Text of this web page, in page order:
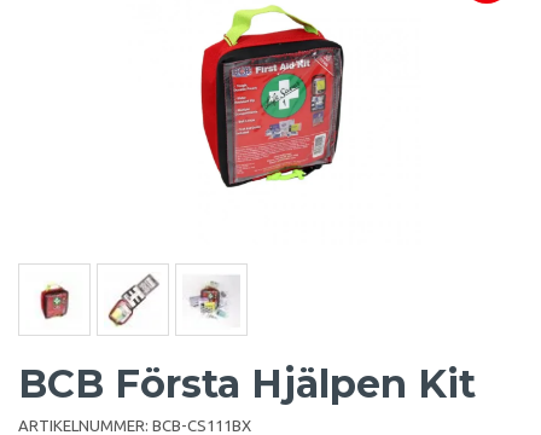
BCB Första Hjälpen Kit
ARTIKELNUMMER: BCB-CS111BX